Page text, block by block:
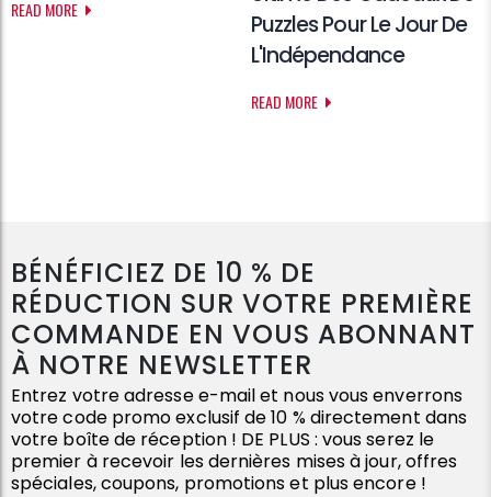
READ MORE
Puzzles Pour Le Jour De
L'Indépendance
READ MORE
BÉNÉFICIEZ DE 10 % DE
RÉDUCTION SUR VOTRE PREMIÈRE
COMMANDE EN VOUS ABONNANT
À NOTRE NEWSLETTER
Entrez votre adresse e-mail et nous vous enverrons
votre code promo exclusif de 10 % directement dans
votre boîte de réception ! DE PLUS : vous serez le
premier à recevoir les dernières mises à jour, offres
spéciales, coupons, promotions et plus encore !